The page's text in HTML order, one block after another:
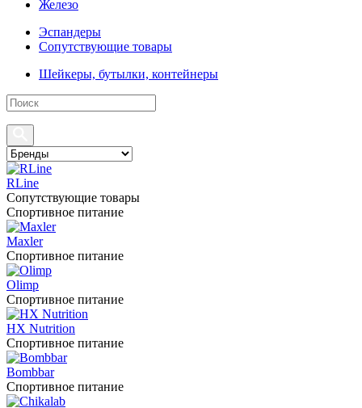
Железо
Эспандеры
Сопутствующие товары
Шейкеры, бутылки, контейнеры
RLine
Сопутствующие товары
Спортивное питание
Maxler
Спортивное питание
Olimp
Спортивное питание
HX Nutrition
Спортивное питание
Bombbar
Спортивное питание